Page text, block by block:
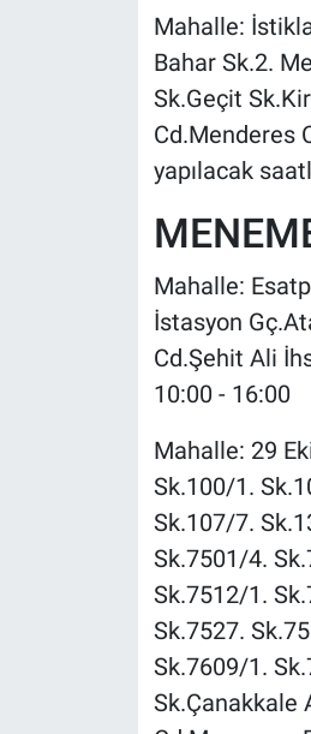
Mahalle:
Bahar Sk.2.
Sk.Geçit
Cd.Menderes
yapılacak
Mahalle:
İstasyon
Cd.Şehit Ali
10:00 - 16:00
Mahalle: 29
Sk.100/1.
Sk.107/7.
Sk.7501/4.
Sk.7512/1.
Sk.7527.
Sk.7609/1.
Sk.Çanakkale